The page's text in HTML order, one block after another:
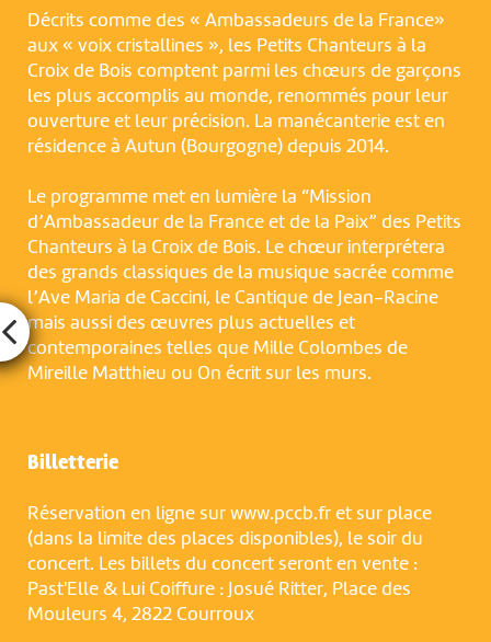
Décrits comme des « Ambassadeurs de la France»
aux « voix cristallines », les Petits Chanteurs à la
Croix de Bois comptent parmi les chœurs de garçons
les plus accomplis au monde, renommés pour leur
ouverture et leur précision. La manécanterie est en
résidence à Autun (Bourgogne) depuis 2014.
Le programme met en lumière la “Mission
d’Ambassadeur de la France et de la Paix” des Petits
Chanteurs à la Croix de Bois. Le chœur interprétera
des grands classiques de la musique sacrée comme
l’Ave Maria de Caccini, le Cantique de Jean-Racine
mais aussi des œuvres plus actuelles et
contemporaines telles que Mille Colombes de
Mireille Matthieu ou On écrit sur les murs.
Billetterie
Réservation en ligne sur www.pccb.fr et sur place
(dans la limite des places disponibles), le soir du
concert. Les billets du concert seront en vente :
Past'Elle & Lui Coiffure : Josué Ritter, Place des
Mouleurs 4, 2822 Courroux